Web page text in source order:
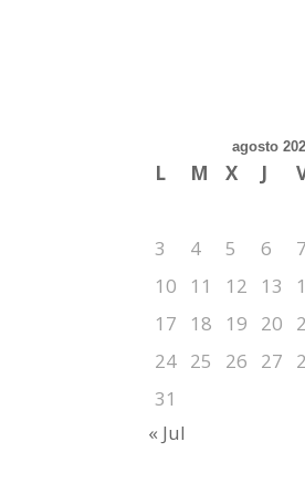
agosto
L M X J
3
4 5 6 7
10
11 12 13
17
18 19 20
24 25 26 27
31
« Jul